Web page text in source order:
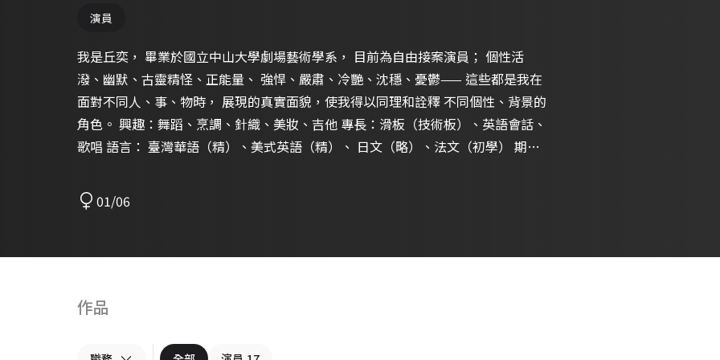
演員
我是丘奕， 畢業於國立中山大學劇場藝術學系， 目前為自由接案演員； 個性活
潑、幽默、古靈精怪、正能量、 強悍、嚴肅、冷艷、沈穩、憂鬱—— 這些都是我在
面對不同人、事、物時， 展現的真實面貌，使我得以同理和詮釋 不同個性、背景的
角色。 興趣：舞蹈、烹調、針織、美妝、吉他 專長：滑板（技術板）、英語會話、
歌唱 語言： 臺灣華語（精）、美式英語（精）、 日文（略）、法文（初學） 期待
https://drive.google.com/drive/folders/1mELUDRYkpoLwbQ4lMD7s9eqhpipJF12H
Instagram: chewchewchiuyi
01/06
作品